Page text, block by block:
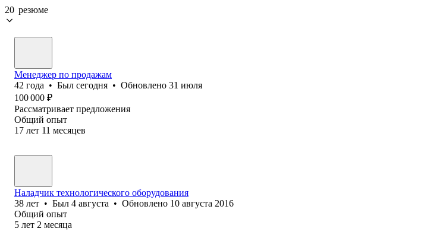
20 резюме
Менеджер по продажам
42 года • Был сегодня • Обновлено 31 июля
100 000 ₽
Рассматривает предложения
Общий опыт
17 лет 11 месяцев
Наладчик технологического оборудования
38 лет • Был 4 августа • Обновлено 10 августа 2016
Общий опыт
5 лет 2 месяца